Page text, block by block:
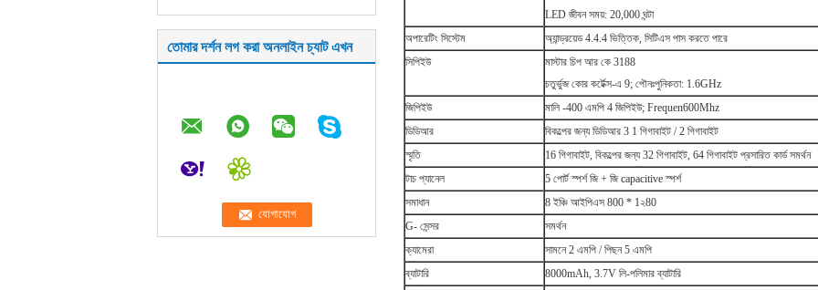
তোমার দর্শন লগ করা অনলাইন চ্যাট এখন
LED জীবন সময়: 20,000 ঘন্টা
অপারেটিং সিস্টেম
অ্যান্ড্রয়েড 4.4.4 ভিত্তিক, সিটিএস পাস করতে পারে
সিপিইউ
মাস্টার চিপ আর কে 3188
চতুর্ভুজ কোর কর্টেক্স-এ 9; পৌনঃপুনিকতা: 1.6GHz
জিপিইউ
মালি -400 এমপি 4 জিপিইউ; Frequen600Mhz
ডিডিআর
বিকল্পের জন্য ডিডিআর 3 1 গিগাবাইট / 2 গিগাবাইট
স্মৃতি
16 গিগাবাইট, বিকল্পের জন্য 32 গিগাবাইট, 64 গিগাবাইট প্রসারিত কার্ড সমর্থন
টাচ প্যানেল
5 পোর্ট স্পর্শ জি + জি capacitive স্পর্শ
সমাধান
8 ইঞ্চি আইপিএস 800 * 1২80
G- সেন্সর
সমর্থন
ক্যামেরা
সামনে 2 এমপি / পিছন 5 এমপি
ব্যাটারি
8000mAh, 3.7V লি-পলিমার ব্যাটারি